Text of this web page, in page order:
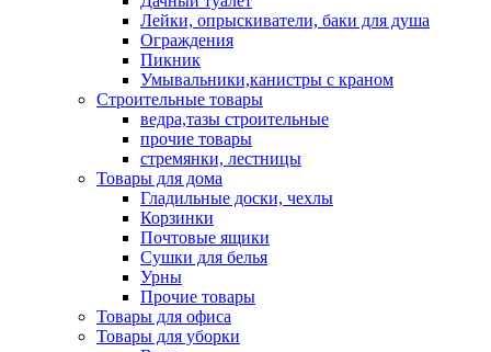
Лейки, опрыскиватели, баки для душа
Ограждения
Пикник
Умывальники,канистры с краном
Строительные товары
ведра,тазы строительные
прочие товары
стремянки, лестницы
Товары для дома
Гладильные доски, чехлы
Корзинки
Почтовые ящики
Сушки для белья
Урны
Прочие товары
Товары для офиса
Товары для уборки